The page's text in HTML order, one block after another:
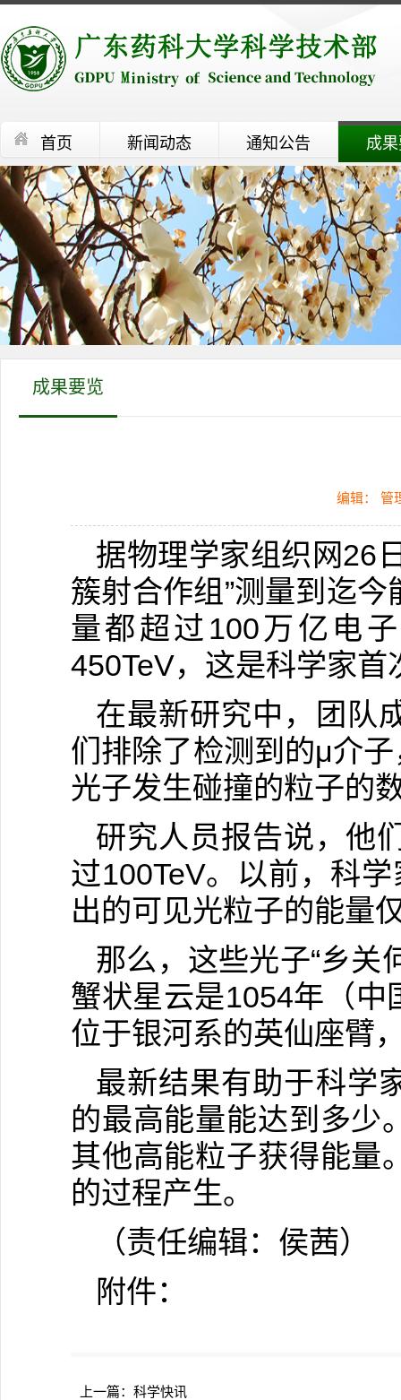
首页 新闻动态 通知公告 成
成果要览
编辑： 管
据物理学家组织网26
簇射合作组”测量到迄
量都超过100万亿电
450TeV，这是科学家
在最新研究中，团队
们排除了检测到的μ介
光子发生碰撞的粒子的
研究人员报告说，他
过100TeV。以前，科
出的可见光粒子的能量
那么，这些光子“乡关
蟹状星云是1054年（
位于银河系的英仙座臂
最新结果有助于科学
的最高能量能达到多少
其他高能粒子获得能量
的过程产生。
（责任编辑：侯茜）
附件：
上一篇： 科学快讯